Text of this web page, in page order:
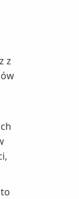
z